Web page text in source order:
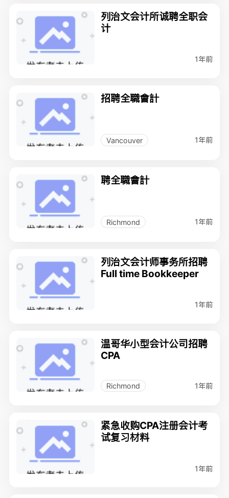
列治文会计所诚聘全职会
计
1年前
招聘全職會計
Vancouver 1年前
聘全職會計
Richmond 1年前
列治文会计师事务所招聘
Full time Bookkeeper
1年前
温哥华小型会计公司招聘
CPA
Richmond 1年前
紧急收购CPA注册会计考
试复习材料
1年前